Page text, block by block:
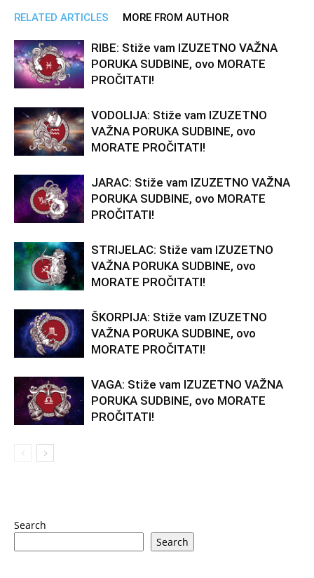
RELATED ARTICLES MORE FROM AUTHOR
RIBE: Stiže vam IZUZETNO VAŽNA
PORUKA SUDBINE, ovo MORATE
PROČITATI!
VODOLIJA: Stiže vam IZUZETNO
VAŽNA PORUKA SUDBINE, ovo
MORATE PROČITATI!
JARAC: Stiže vam IZUZETNO VAŽNA
PORUKA SUDBINE, ovo MORATE
PROČITATI!
STRIJELAC: Stiže vam IZUZETNO
VAŽNA PORUKA SUDBINE, ovo
MORATE PROČITATI!
ŠKORPIJA: Stiže vam IZUZETNO
VAŽNA PORUKA SUDBINE, ovo
MORATE PROČITATI!
VAGA: Stiže vam IZUZETNO VAŽNA
PORUKA SUDBINE, ovo MORATE
PROČITATI!
Search
Search